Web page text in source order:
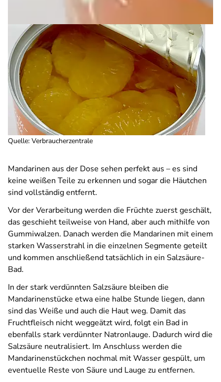
Quelle: Verbraucherzentrale
Mandarinen aus der Dose sehen perfekt aus – es sind
keine weißen Teile zu erkennen und sogar die Häutchen
sind vollständig entfernt.
Vor der Verarbeitung werden die Früchte zuerst geschält,
das geschieht teilweise von Hand, aber auch mithilfe von
Gummiwalzen. Danach werden die Mandarinen mit einem
starken Wasserstrahl in die einzelnen Segmente geteilt
und kommen anschließend tatsächlich in ein Salzsäure-
Bad.
In der stark verdünnten Salzsäure bleiben die
Mandarinenstücke etwa eine halbe Stunde liegen, dann
sind das Weiße und auch die Haut weg. Damit das
Fruchtfleisch nicht weggeätzt wird, folgt ein Bad in
ebenfalls stark verdünnter Natronlauge. Dadurch wird die
Salzsäure neutralisiert. Im Anschluss werden die
Mandarinenstückchen nochmal mit Wasser gespült, um
eventuelle Reste von Säure und Lauge zu entfernen.